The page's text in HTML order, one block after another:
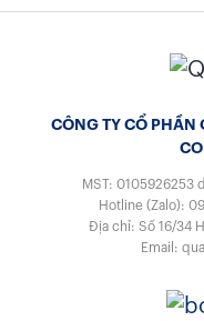
CÔNG TY CỔ PHẦN
MST: 0105926253
Hotline (Zalo):
Địa chỉ: Số 16/34
Email: